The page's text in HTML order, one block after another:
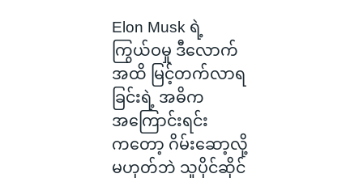
Elon Musk ရဲ့
ကြွယ်ဝမှု ဒီလောက်
အထိ မြင့်တက်လာရ
ခြင်းရဲ့ အဓိက
အကြောင်းရင်း
ကတော့ ဂိမ်းဆော့လို့
မဟုတ်ဘဲ သူပိုင်ဆိုင်